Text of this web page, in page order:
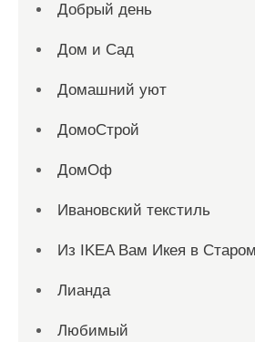
Добрый день
Дом и Сад
Домашний уют
ДомоСтрой
ДомОф
Ивановский текстиль
Из IKEA Вам Икея в
Лианда
Любимый